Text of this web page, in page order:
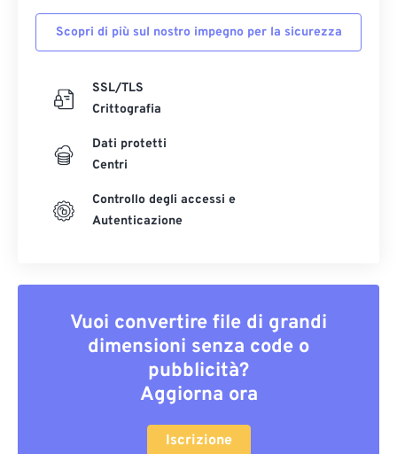
Scopri di più sul nostro impegno per la sicurezza
SSL/TLS
Crittografia
Dati protetti
Centri
Controllo degli accessi e
Autenticazione
Vuoi convertire file di grandi
dimensioni senza code o
pubblicità?
Aggiorna ora
Iscrizione